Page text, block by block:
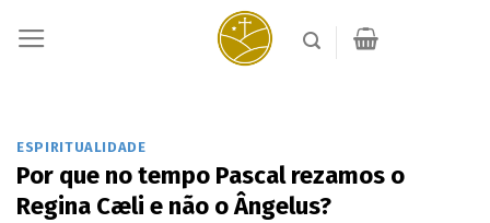
ESPIRITUALIDADE
Por que no tempo Pascal rezamos o
Regina Cæli e não o Ângelus?